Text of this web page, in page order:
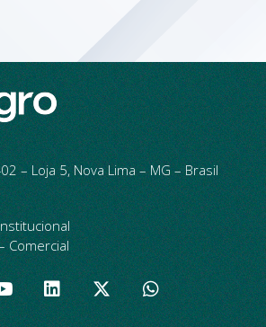
– Loja 5, Nova Lima – MG – Brasil
Comercial